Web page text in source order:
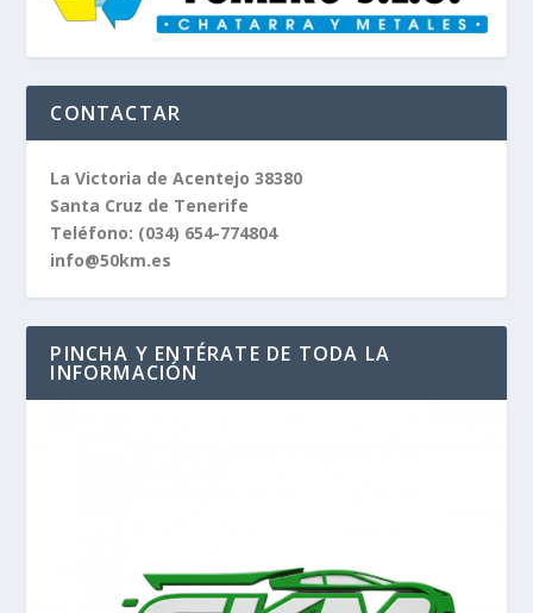
CONTACTAR
La Victoria de Acentejo 38380
Santa Cruz de Tenerife
Teléfono: (034) 654-774804
info@50km.es
PINCHA Y ENTÉRATE DE TODA LA
INFORMACIÓN